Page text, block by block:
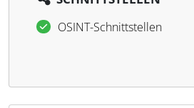
OSINT-Schnittstellen